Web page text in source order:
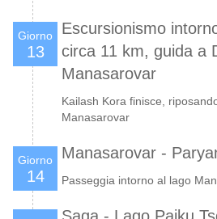
Giorno
13
Escursionismo
circa 11 km, guida a
Manasarovar
Kailash Kora finisce,
Manasarovar
Giorno
14
Manasarovar -
Passeggia intorno al lago